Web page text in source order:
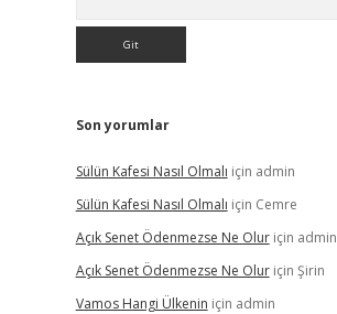
Son yorumlar
Sülün Kafesi Nasıl Olmalı için admin
Sülün Kafesi Nasıl Olmalı için Cemre
Açık Senet Ödenmezse Ne Oluriçin admin
Açık Senet Ödenmezse Ne Oluriçin Şirin
Vamos Hangi Ülkenin için admin